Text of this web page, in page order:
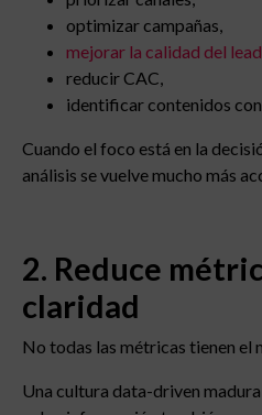
optimizar campañas,
mejorar la calidad del lead
reducir CAC,
identificar contenidos
Cuando el foco está en la
análisis se vuelve mucho más
2. Reduce
claridad
No todas las métricas tienen el
Una cultura data-driven